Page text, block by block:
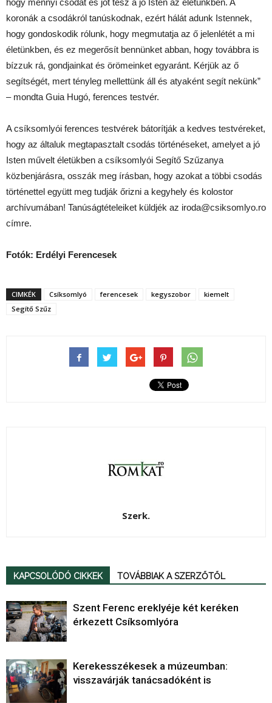
hogy mennyi csodát és jót tesz a jó Isten az életünkben. A
koronák a csodákról tanúskodnak, ezért hálát adunk Istennek,
hogy gondoskodik rólunk, hogy megmutatja az ő jelenlétét a mi
életünkben, és ez megerősít bennünket abban, hogy továbbra is
bízzuk rá, gondjainkat és örömeinket egyaránt. Kérjük az ő
segítségét, mert tényleg mellettünk áll és atyaként segít nekünk”
– mondta Guia Hugó, ferences testvér.
A csíksomlyói ferences testvérek bátorítják a kedves testvéreket,
hogy az általuk megtapasztalt csodás történéseket, amelyet a jó
Isten művelt életükben a csíksomlyói Segítő Szűzanya
közbenjárásra, osszák meg írásban, hogy azokat a többi csodás
történettel együtt meg tudják őrizni a kegyhely és kolostor
archívumában! Tanúságtételeiket küldjék az iroda@csiksomlyo.ro
címre.
Fotók: Erdélyi Ferencesek
CIMKÉK Csíksomlyó ferencesek kegyszobor
kiemelt
Segítő Szűz
Szerk.
KAPCSOLÓDÓ CIKKEK TOVÁBBIAK A SZERZŐTŐL
Szent Ferenc ereklyéje két keréken
érkezett Csíksomlyóra
Kerekesszékesek a múzeumban:
visszavárják tanácsadóként is